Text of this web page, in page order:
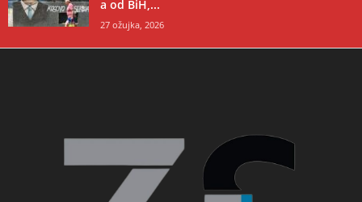
a od BiH,...
27 ožujka, 2026